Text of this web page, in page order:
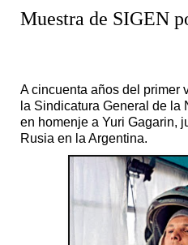
Muestra de SIGEN
A cincuenta años del primer
la Sindicatura General de la
en homenje a Yuri Gagarin,
Rusia en la Argentina.